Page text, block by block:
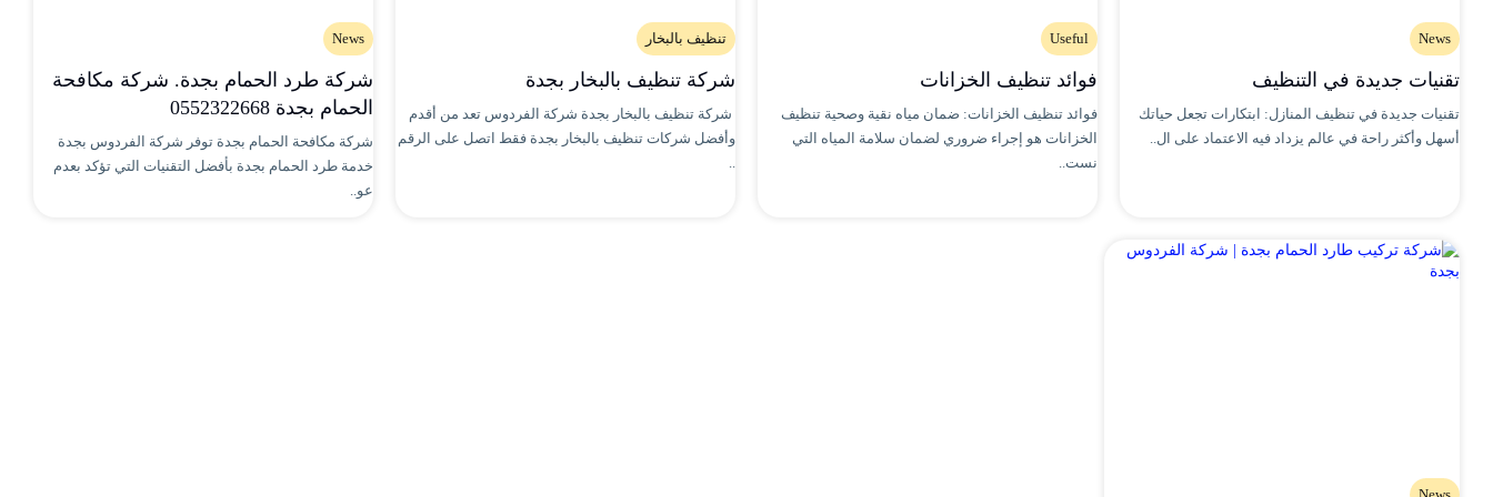
News
تقنيات جديدة في التنظيف
تقنيات جديدة في تنظيف المنازل: ابتكارات تجعل حياتك
أسهل وأكثر راحة في عالم يزداد فيه الاعتماد على ال..
Useful
فوائد تنظيف الخزانات
فوائد تنظيف الخزانات: ضمان مياه نقية وصحية تنظيف
الخزانات هو إجراء ضروري لضمان سلامة المياه التي
نست..
تنظيف بالبخار
شركة تنظيف بالبخار بجدة
شركة تنظيف بالبخار بجدة شركة الفردوس تعد من أقدم
وأفضل شركات تنظيف بالبخار بجدة فقط اتصل على الرقم
News
شركة طرد الحمام بجدة. شركة مكافحة
الحمام بجدة 0552322668
شركة مكافحة الحمام بجدة توفر شركة الفردوس بجدة
خدمة طرد الحمام بجدة بأفضل التقنيات التي تؤكد بعدم
عو..